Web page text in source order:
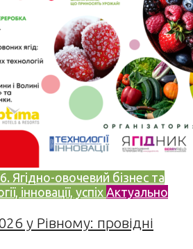
Ягідно-овочевий бізнес та
інновації, успіх Актуально
у Рівному: провідні